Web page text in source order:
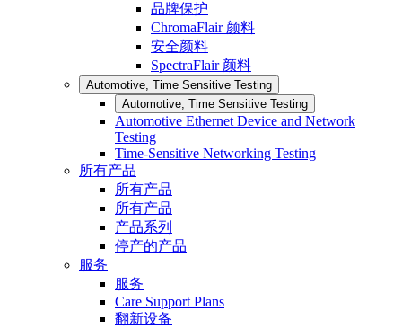
品牌保护
ChromaFlair 颜料
安全颜料
SpectraFlair 颜料
Automotive, Time Sensitive Testing
Automotive, Time Sensitive Testing
Automotive Ethernet Device and Network
Testing
Time-Sensitive Networking Testing
所有产品
所有产品
所有产品
产品系列
停产的产品
服务
服务
Care Support Plans
翻新设备